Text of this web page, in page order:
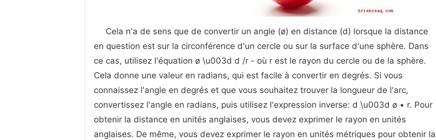
Cela n'a de sens que de convertir un angle (ø) en distance (d) lorsque la distance
en question est sur la circonférence d'un cercle ou sur la surface d'une sphère. Dans
ce cas, utilisez l'équation ø \u003d d /r - où r est le rayon du cercle ou de la sphère.
Cela donne une valeur en radians, qui est facile à convertir en degrés. Si vous
connaissez l'angle en degrés et que vous souhaitez trouver la longueur de l'arc,
convertissez l'angle en radians, puis utilisez l'expression inverse: d \u003d ø • r. Pour
obtenir la distance en unités anglaises, vous devez exprimer le rayon en unités
anglaises. De même, vous devez exprimer le rayon en unités métriques pour obtenir la